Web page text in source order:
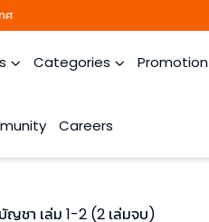
ศ
Categories Promotion
Careers
ญชา เล่ม 1-2 (2 เล่มจบ)